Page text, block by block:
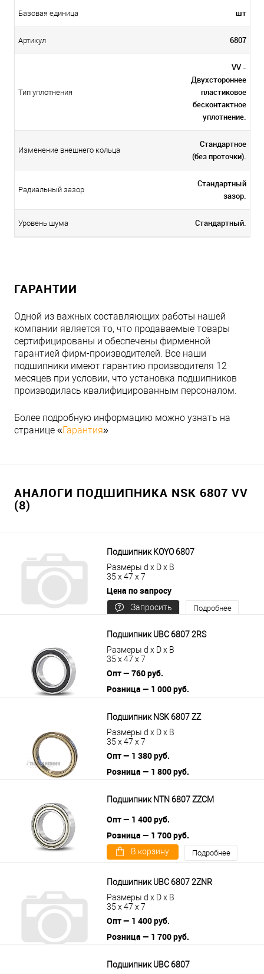
Базовая единица шт
Артикул 6807
Тип уплотнения
VV -
Двухстороннее
пластиковое
бесконтактное
уплотнение.
Изменение внешнего кольца
Стандартное
(без проточки).
Радиальный зазор
Стандартный
зазор.
Уровень шума Стандартный.
ГАРАНТИИ
Одной из важных составляющих работы нашей
компании является то, что продаваемые товары
сертифицированы и обеспечены фирменной
гарантией фирм-производителей. Все наши
подшипники имеют гарантию производителя 12
месяцев при условии, что установка подшипников
производилась квалифицированным персоналом.
Более подробную информацию можно узнать на
странице «Гарантия»
АНАЛОГИ ПОДШИПНИКА NSK 6807 VV
(8)
Подшипник KOYO 6807
Размеры d x D x B
35 x 47 x 7
Цена по запросу
Запросить
Подробнее
Подшипник UBC 6807 2RS
Размеры d x D x B
35 x 47 x 7
Опт — 760 руб.
Розница — 1 000 руб.
Подшипник NSK 6807 ZZ
Размеры d x D x B
35 x 47 x 7
Опт — 1 380 руб.
Розница — 1 800 руб.
Подшипник NTN 6807 ZZCM
Опт — 1 400 руб.
Розница — 1 700 руб.
В корзину Подробнее
Подшипник UBC 6807 2ZNR
Размеры d x D x B
35 x 47 x 7
Опт — 1 400 руб.
Розница — 1 700 руб.
Подшипник UBC 6807